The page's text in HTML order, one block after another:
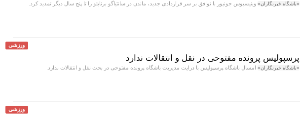
«باشگاه خبرنگاران» وینیسیوس جونیور با توافق بر سر قراردادی جدید، ماندن در سانتیاگو برنابئو را تا پنج سال دیگر تمدید کرد.
ورزشی
پرسپولیس پرونده مفتوحی در نقل و انتقالات ندارد
«باشگاه خبرنگاران» امسال باشگاه پرسپولیس با درایت مدیریت باشگاه پرونده مفتوحی در بحث نقل و انتقالات ندارد.
ورزشی